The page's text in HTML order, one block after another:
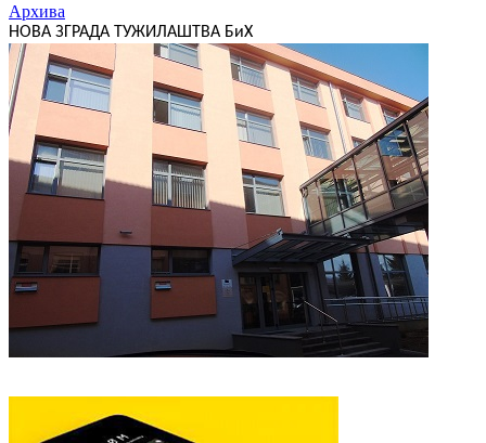
Архива
НОВА ЗГРАДА ТУЖИЛАШТВА БиХ